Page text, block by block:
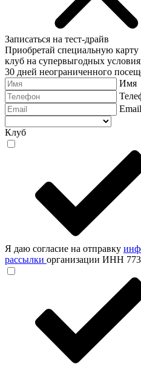
Записаться на тест-драйв
Приобретай специальную карту
клуб на супервыгодных
30 дней неограниченного
Имя
Email
Клуб
Я даю согласие на отправку
рассылки организации ИНН